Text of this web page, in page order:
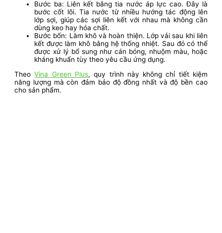
Bước ba: Liên kết bằng tia nước áp lực cao. Đây là
bước cốt lõi. Tia nước từ nhiều hướng tác động lên
lớp sợi, giúp các sợi liên kết với nhau mà không cần
dùng keo hay hóa chất.
Bước bốn: Làm khô và hoàn thiện. Lớp vải sau khi liên
kết được làm khô bằng hệ thống nhiệt. Sau đó có thể
được xử lý bổ sung như cán bóng, nhuộm màu, hoặc
kháng khuẩn tùy theo yêu cầu ứng dụng.
TheoVina Green Plus, quy trình này không chỉ tiết kiệm
năng lượng mà còn đảm bảo độ đồng nhất và độ bền cao
cho sản phẩm.